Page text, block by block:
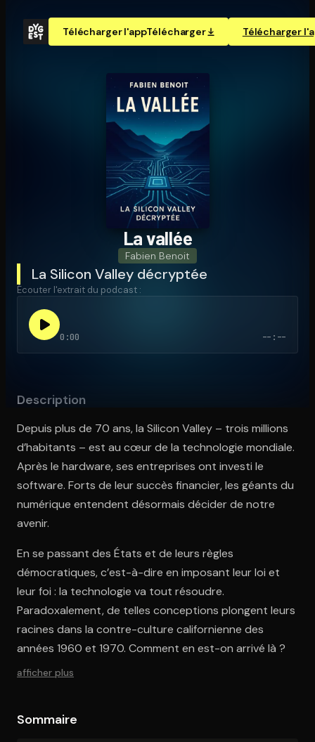
Télécharger l'appTélécharger Télécharger
La vallée
Fabien Benoit
La Silicon Valley décryptée
Écouter l'extrait du podcast :
0:00 --:--
Description
Depuis plus de 70 ans, la Silicon Valley – trois millions
d’habitants – est au cœur de la technologie mondiale.
Après le hardware, ses entreprises ont investi le
software. Forts de leur succès financier, les géants du
numérique entendent désormais décider de notre
avenir.
En se passant des États et de leurs règles
démocratiques, c’est-à-dire en imposant leur loi et
leur foi : la technologie va tout résoudre.
Paradoxalement, de telles conceptions plongent leurs
racines dans la contre-culture californienne des
années 1960 et 1970. Comment en est-on arrivé là ?
afficher plus
Sommaire